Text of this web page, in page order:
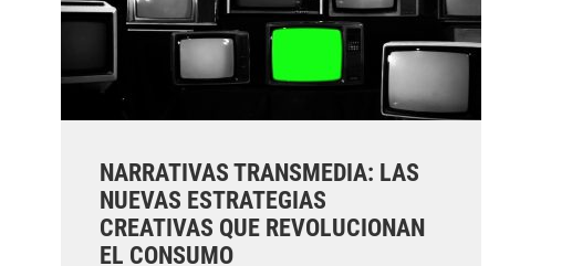
NARRATIVAS TRANSMEDIA: LAS
NUEVAS ESTRATEGIAS
CREATIVAS QUE REVOLUCIONAN
EL CONSUMO